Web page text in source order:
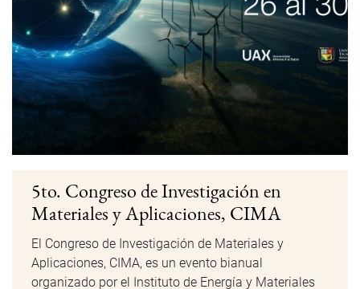
5to. Congreso de Investigación en
Materiales y Aplicaciones, CIMA
El Congreso de Investigación de Materiales y
Aplicaciones, CIMA, es un evento bianual
organizado por el Instituto de Energía y Materiales